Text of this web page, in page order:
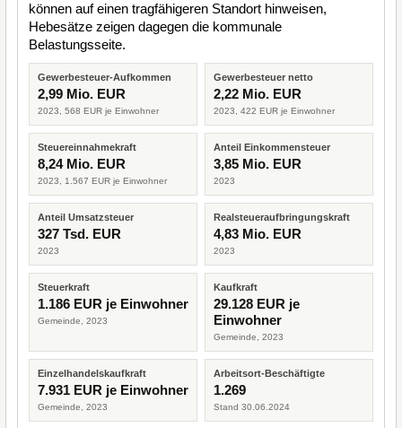
können auf einen tragfähigeren Standort hinweisen,
Hebesätze zeigen dagegen die kommunale
Belastungsseite.
Gewerbesteuer-Aufkommen
2,99 Mio. EUR
2023, 568 EUR je Einwohner
Gewerbesteuer netto
2,22 Mio. EUR
2023, 422 EUR je Einwohner
Steuereinnahmekraft
8,24 Mio. EUR
2023, 1.567 EUR je Einwohner
Anteil Einkommensteuer
3,85 Mio. EUR
2023
Anteil Umsatzsteuer
327 Tsd. EUR
2023
Realsteueraufbringungskraft
4,83 Mio. EUR
2023
Steuerkraft
1.186 EUR je Einwohner
Gemeinde, 2023
Kaufkraft
29.128 EUR je
Einwohner
Gemeinde, 2023
Einzelhandelskaufkraft
7.931 EUR je Einwohner
Gemeinde, 2023
Arbeitsort-Beschäftigte
1.269
Stand 30.06.2024